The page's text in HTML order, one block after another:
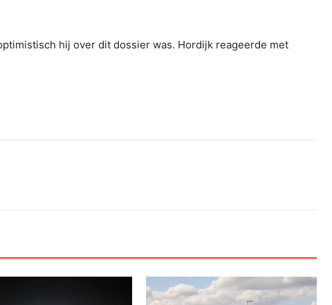
hij over dit dossier was. Hordijk reageerde met